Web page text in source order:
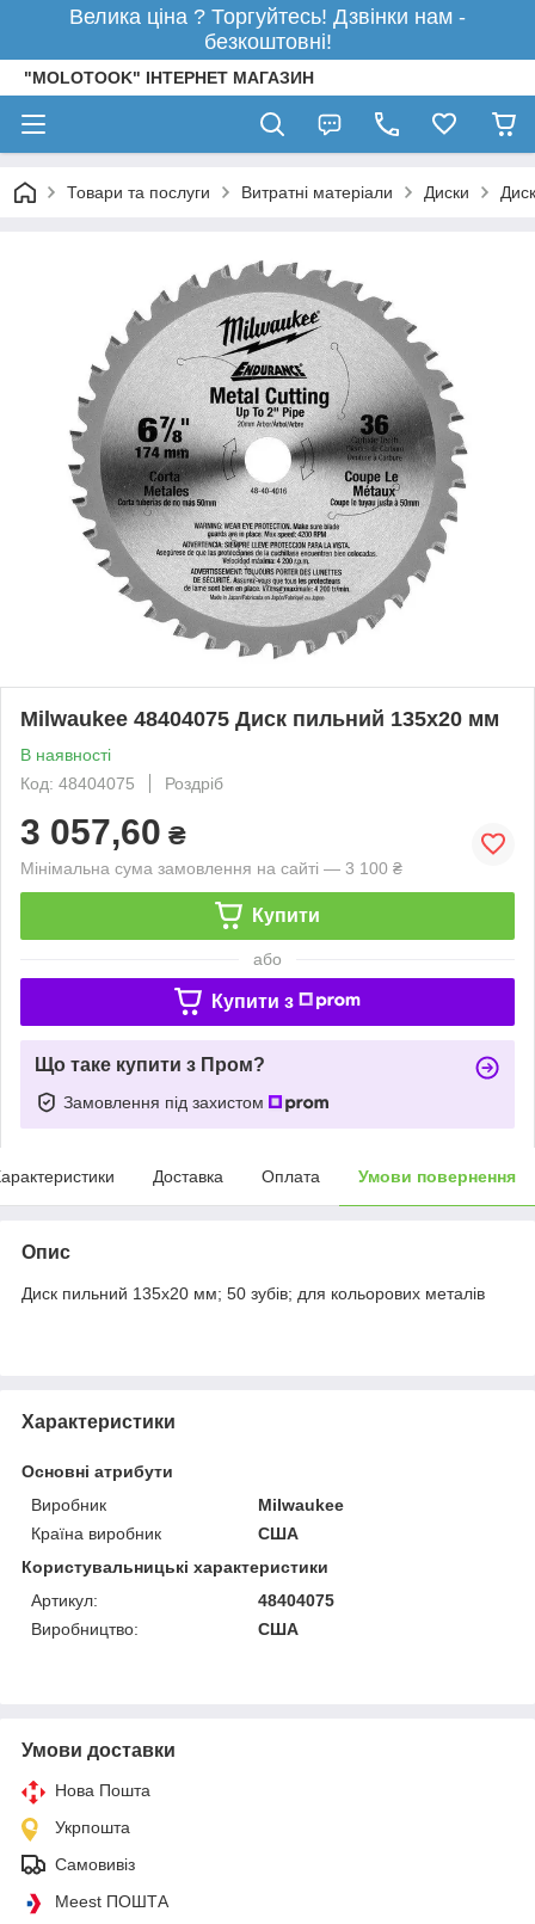
Велика ціна ? Торгуйтесь! Дзвінки нам -
безкоштовні!
"MOLOTOOK" ІНТЕРНЕТ МАГАЗИН
Товари та послуги Витратні матеріали Диски
Milwaukee 48404075 Диск пильний 135х20 мм
В наявності
Код: 48404075
Роздріб
3 057,60 ₴
Мінімальна сума замовлення на сайті — 3 100 ₴
Купити
або
Купити з
Що таке купити з Пром?
Замовлення під захистом
Доставка Оплата Умови повернення
Опис
Диск пильний 135х20 мм; 50 зубів; для кольорових металів
Характеристики
Основні атрибути
Виробник
Milwaukee
Країна виробник
США
Користувальницькі характеристики
Артикул:
48404075
Виробництво:
США
Умови доставки
Нова Пошта
Укрпошта
Самовивіз
Meest ПОШТА